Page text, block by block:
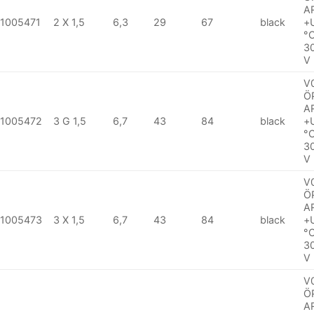
1005471 2 X 1,5 6,3 29 67 black
V
1005472 3 G 1,5 6,7 43 84 black
V
1005473 3 X 1,5 6,7 43 84 black
V